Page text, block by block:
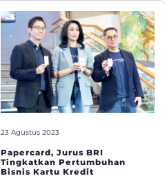
23 Agustus 2023
Papercard, Jurus BRI
Tingkatkan Pertumbuhan
Bisnis Kartu Kredit